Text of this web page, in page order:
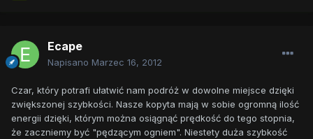
Ecape
Napisano Marzec 16, 2012
Czar, który potrafi ułatwić nam podróż w dowolne miejsce dzięki
zwiększonej szybkości. Nasze kopyta mają w sobie ogromną ilość
energii dzięki, którym można osiągnąć prędkość do tego stopnia,
że zaczniemy być "pędzącym ogniem". Niestety duża szybkość